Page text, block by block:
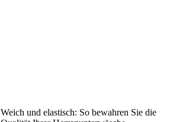
Weich und elastisch: So bewahren Sie die